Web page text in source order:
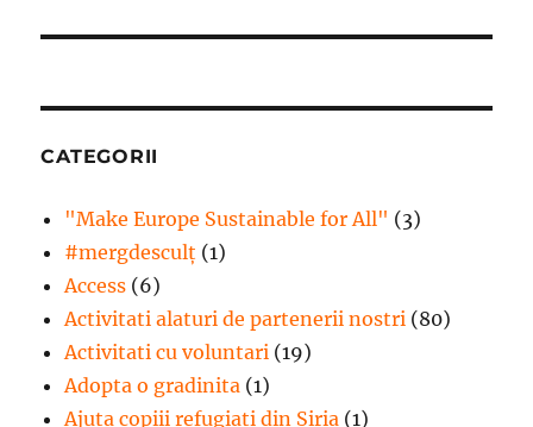
CATEGORII
"Make Europe Sustainable for All" (3)
#mergdesculţ (1)
Access (6)
Activitati alaturi de partenerii nostri (80)
Activitati cu voluntari (19)
Adopta o gradinita (1)
Ajuta copiii refugiati din Siria (1)